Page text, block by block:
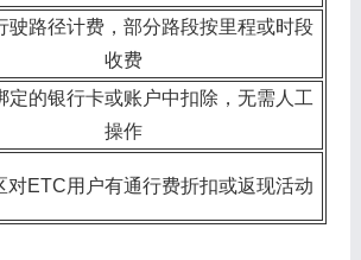
驶路径计费，部分路段按里程或时段
收费
定的银行卡或账户中扣除，无需人工
操作
对ETC用户有通行费折扣或返现活动